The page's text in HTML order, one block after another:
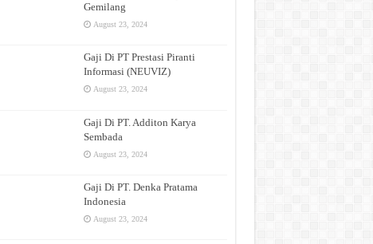
Gemilang
August 23, 2024
Gaji Di PT Prestasi Piranti
Informasi (NEUVIZ)
August 23, 2024
Gaji Di PT. Additon Karya
Sembada
August 23, 2024
Gaji Di PT. Denka Pratama
Indonesia
August 23, 2024